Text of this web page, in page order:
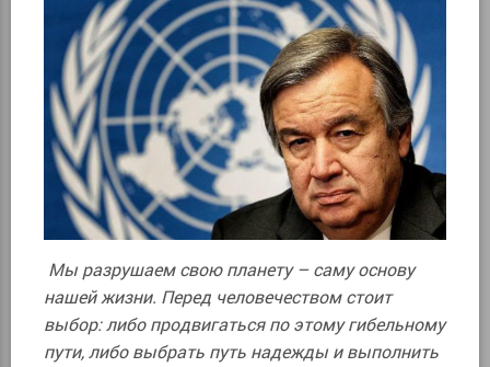
Мы разрушаем свою планету – саму основу
нашей жизни. Перед человечеством стоит
выбор: либо продвигаться по этому гибельному
пути, либо выбрать путь надежды и выполнить